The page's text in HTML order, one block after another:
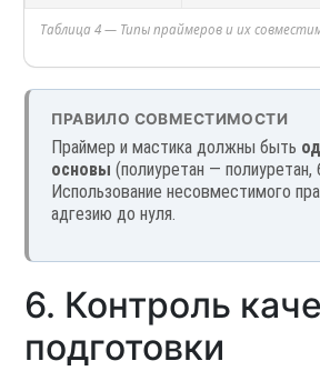
Таблица 4 — Типы праймеров и их
ПРАВИЛО СОВМЕСТИМОСТИ
Праймер и мастика должны быть
основы (полиуретан —
Использование несовместимого
адгезию до нуля.
6. Контроль
подготовки